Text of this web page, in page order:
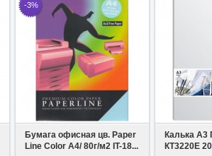
Сравнить
-3%
Бумага офисная цв. Paper
Line Color A4/ 80г/м2 IT-18...
Калька A3
КТ3220Е